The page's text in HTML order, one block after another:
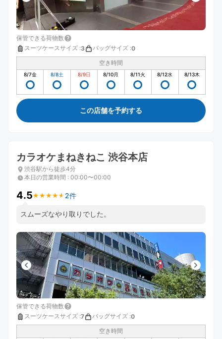
保管できる荷物数
スーツケースサイズ :3 バッグサイズ :0
空き時間
8/7金 8/8土 8/9日 8/10月 8/11火 8/12水 8/13木
この店舗を予約する
カラオケまねきねこ 渋谷本店
渋谷駅から徒歩4分
本日の営業時間 : 00:00〜00:00
4.5★ ★ ★ ★ ★
★ ★ ★ ★ ★ 2件
スムーズなやり取りでした。
保管できる荷物数
スーツケースサイズ :7 バッグサイズ :0
空き時間